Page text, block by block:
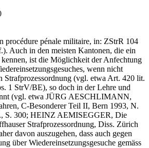
procédure pénale militaire, in: ZStrR 104
Auch in den meisten Kantonen, die ein
ist die Möglichkeit der Anfechtung
wenn nicht
Strafprozessordnung (vgl. etwa Art. 420 lit.
1 StrV/BE), so doch in der Lehre und
(vgl. etwa JÜRG AESCHLIMANN,
C-Besonderer Teil II, Bern 1993, N.
S. 300; HEINZ AEMISEGGER, Die
Strafprozessordnung, Diss. Zürich
davon auszugehen, dass auch gegen
über Wiedereinsetzungsgesuche gemäss